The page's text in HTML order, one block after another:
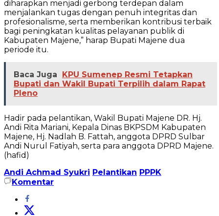
diharapkan menjadi gerbong terdepan dalam
menjalankan tugas dengan penuh integritas dan
profesionalisme, serta memberikan kontribusi terbaik
bagi peningkatan kualitas pelayanan publik di
Kabupaten Majene,” harap Bupati Majene dua
periode itu.
Baca Juga
KPU Sumenep Resmi Tetapkan
Bupati dan Wakil Bupati Terpilih dalam Rapat
Pleno
Hadir pada pelantikan, Wakil Bupati Majene DR. Hj.
Andi Rita Mariani, Kepala Dinas BKPSDM Kabupaten
Majene, Hj. Nadlah B. Fattah, anggota DPRD Sulbar
Andi Nurul Fatiyah, serta para anggota DPRD Majene.
(hafid)
Andi Achmad Syukri Pelantikan PPPK
Komentar